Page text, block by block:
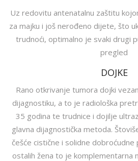
Uz redovitu antenatalnu zaštitu
za majku i još nerođeno dijete, što
trudnoći, optimalno je svaki drugi
pregled
DOJKE
Rano otkrivanje tumora dojki
dijagnostiku, a to je radiološka
35 godina te trudnice i dojilje
glavna dijagnostička metoda.
češće cistične i solidne
ostalih žena to je komplementarna